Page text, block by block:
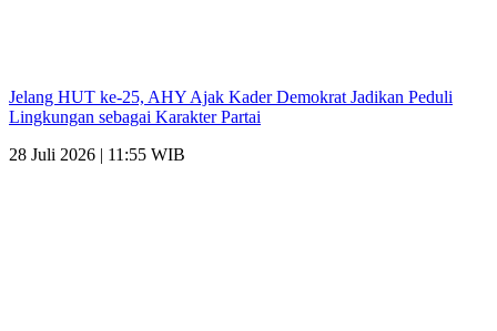
Jelang HUT ke-25, AHY Ajak Kader Demokrat Jadikan Peduli
Lingkungan sebagai Karakter Partai
28 Juli 2026 | 11:55 WIB